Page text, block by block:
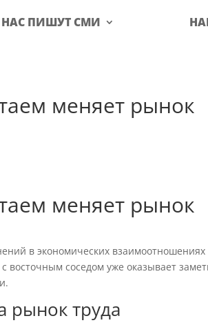
ПИШУТ СМИ
меняет рынок
меняет рынок
в экономических взаимоотношениях
восточным соседом уже оказывает
рынок труда